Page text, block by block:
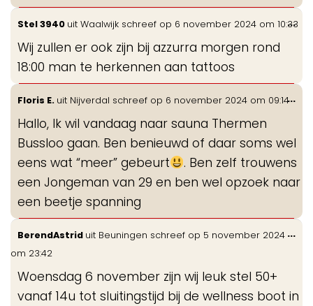
Stel 3940 uit Waalwijk schreef op 6 november 2024 om 10:33
Wij zullen er ook zijn bij azzurra morgen rond
18:00 man te herkennen aan tattoos
...
Floris E. uit Nijverdal schreef op 6 november 2024 om 09:14
Hallo, Ik wil vandaag naar sauna Thermen
Bussloo gaan. Ben benieuwd of daar soms wel
eens wat “meer” gebeurt
. Ben zelf trouwens
een Jongeman van 29 en ben wel opzoek naar
een beetje spanning
...
BerendAstrid uit Beuningen schreef op 5 november 2024
om 23:42
Woensdag 6 november zijn wij leuk stel 50+
vanaf 14u tot sluitingstijd bij de wellness boot in
...